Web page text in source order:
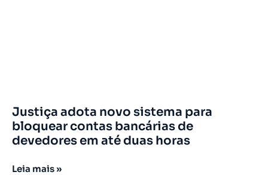
Justiça adota novo sistema para
bloquear contas bancárias de
devedores em até duas horas
Leia mais »